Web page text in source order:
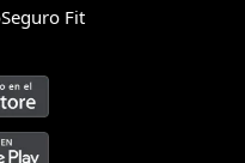
Fit